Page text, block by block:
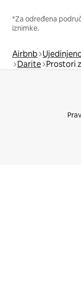
*Za određena
iznimke.
Airbnb
Darite Prostori